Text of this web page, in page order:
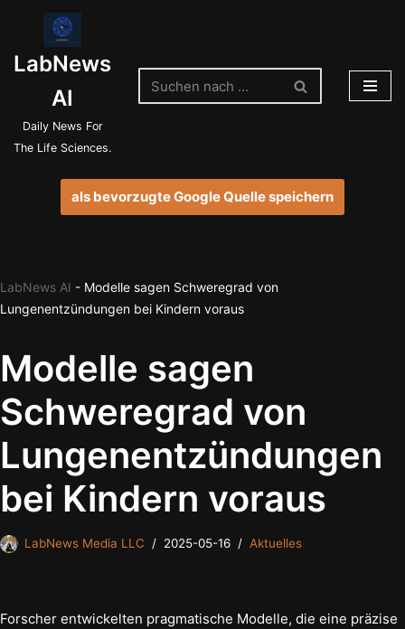
Inhalt
springen
LabNews
AI
Daily News For
The Life Sciences.
als bevorzugte Google Quelle speichern
LabNews AI - Modelle sagen Schweregrad von
Lungenentzündungen bei Kindern voraus
Modelle sagen
Schweregrad von
Lungenentzündungen
bei Kindern voraus
LabNews Media LLC 2025-05-16 Aktuelles
Forscher entwickelten pragmatische Modelle, die eine präzise